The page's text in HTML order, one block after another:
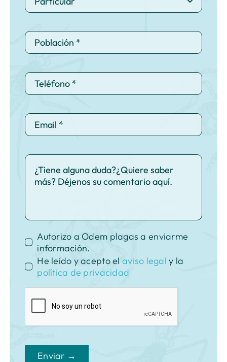
Autorizo a Odem plagas a enviarme
información.
He leído y acepto el aviso legal y la
política de privacidad
Enviar →